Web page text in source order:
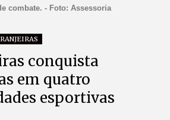
combate. - Foto: Assessoria
conquista
em quatro
esportivas